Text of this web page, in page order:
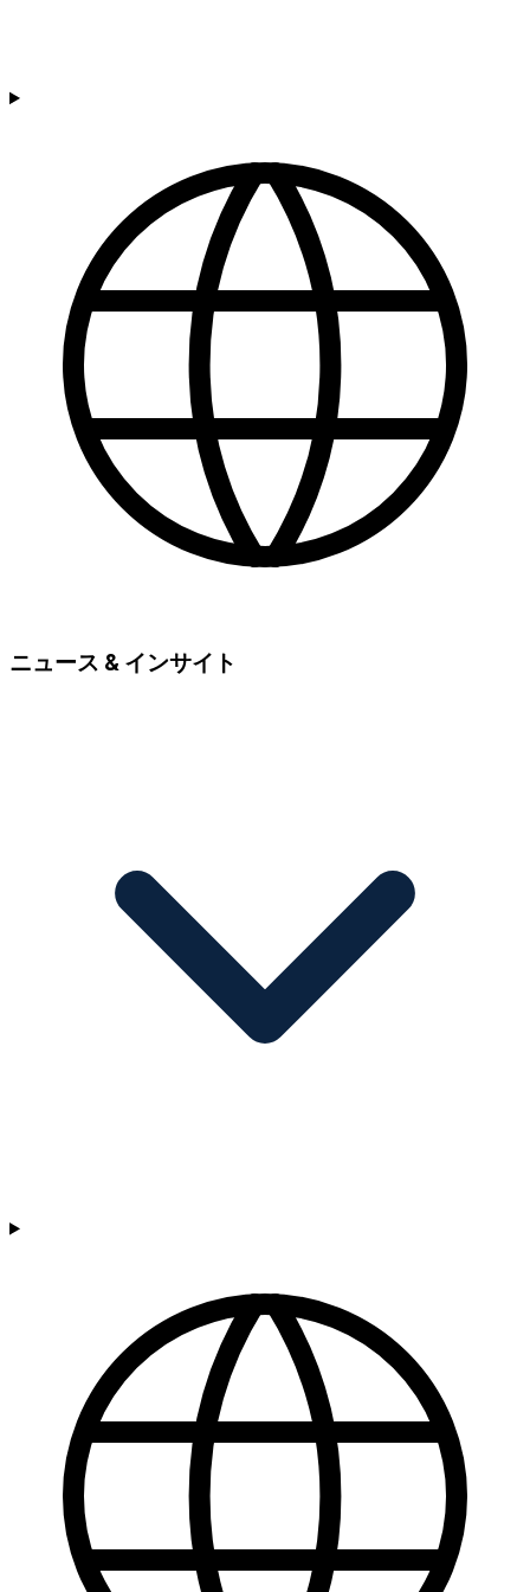
ニュース & インサイト